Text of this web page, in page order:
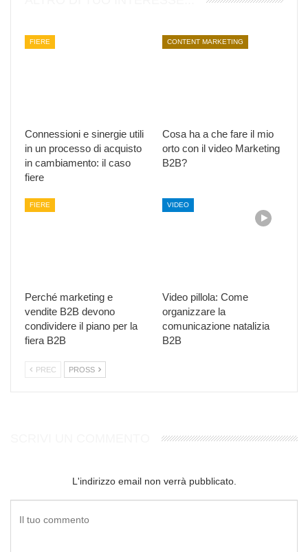
FIERE
Connessioni e sinergie utili
in un processo di acquisto
in cambiamento: il caso
fiere
CONTENT MARKETING
Cosa ha a che fare il mio
orto con il video Marketing
B2B?
FIERE
Perché marketing e
vendite B2B devono
condividere il piano per la
fiera B2B
VIDEO
Video pillola: Come
organizzare la
comunicazione natalizia
B2B
PREC PROSS
L'indirizzo email non verrà pubblicato.